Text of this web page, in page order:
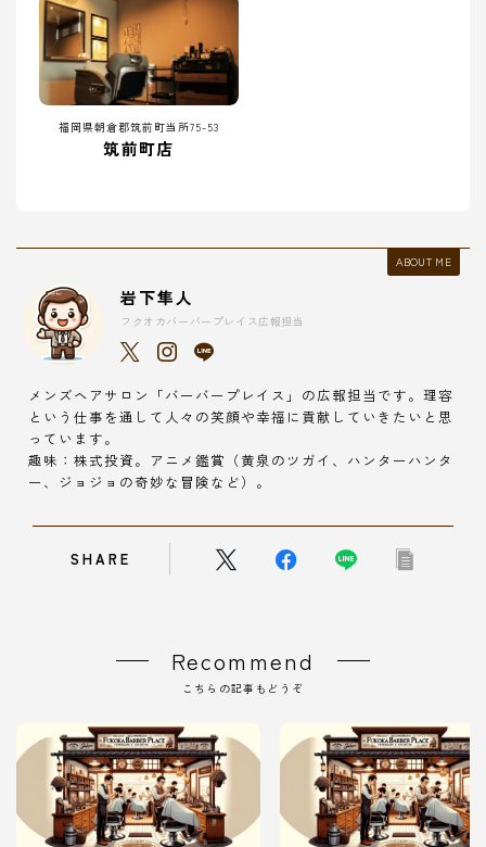
福岡県朝倉郡筑前町当所75-53
筑前町店
ABOUT ME
岩下隼人
フクオカバーバープレイス広報担当
メンズヘアサロン「バーバープレイス」の広報担当です。理容
という仕事を通して人々の笑顔や幸福に貢献していきたいと思
っています。
趣味：株式投資。アニメ鑑賞（黄泉のツガイ、ハンターハンタ
ー、ジョジョの奇妙な冒険など）。
SHARE
Recommend
こちらの記事もどうぞ